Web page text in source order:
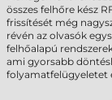
összes felhőre kész
frissítését még
révén az olvasók
felhőalapú
ami gyorsabb
folyamatfelügyeletet